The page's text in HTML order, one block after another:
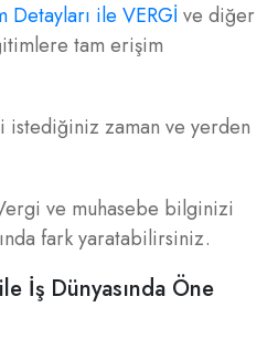
Detayları ile VERGİ ve diğer
tam erişim
istediğiniz zaman ve yerden
ve muhasebe bilginizi
fark yaratabilirsiniz.
İş Dünyasında Öne